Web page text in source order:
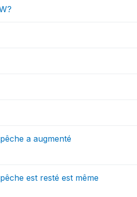
a augmenté
est resté est même